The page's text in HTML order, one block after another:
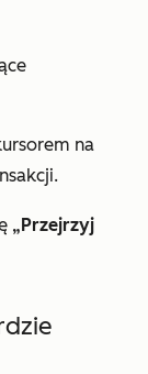
na
„Przejrzyj